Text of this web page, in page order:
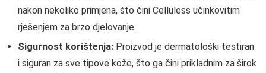
nakon nekoliko primjena, što čini Celluless učinkovitim
rješenjem za brzo djelovanje.
Sigurnost korištenja: Proizvod je dermatološki testiran
i siguran za sve tipove kože, što ga čini prikladnim za širok